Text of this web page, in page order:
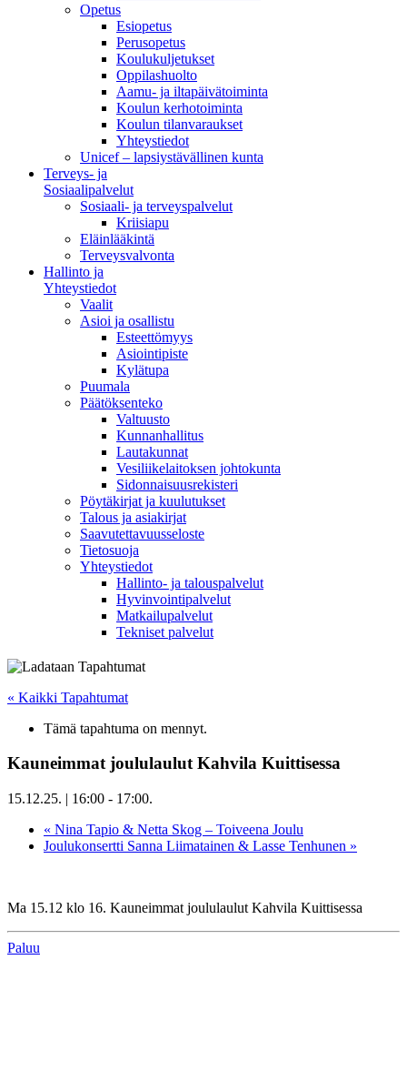
Opetus
Esiopetus
Perusopetus
Koulukuljetukset
Oppilashuolto
Aamu- ja iltapäivätoiminta
Koulun kerhotoiminta
Koulun tilanvaraukset
Yhteystiedot
Unicef – lapsiystävällinen kunta
Terveys- ja
Sosiaalipalvelut
Sosiaali- ja terveyspalvelut
Kriisiapu
Eläinlääkintä
Terveysvalvonta
Hallinto ja
Yhteystiedot
Vaalit
Asioi ja osallistu
Esteettömyys
Asiointipiste
Kylätupa
Puumala
Päätöksenteko
Valtuusto
Kunnanhallitus
Lautakunnat
Vesiliikelaitoksen johtokunta
Sidonnaisuusrekisteri
Pöytäkirjat ja kuulutukset
Talous ja asiakirjat
Saavutettavuusseloste
Tietosuoja
Yhteystiedot
Hallinto- ja talouspalvelut
Hyvinvointipalvelut
Matkailupalvelut
Tekniset palvelut
« Kaikki Tapahtumat
Tämä tapahtuma on mennyt.
Kauneimmat joululaulut Kahvila Kuittisessa
15.12.25. | 16:00 - 17:00.
« Nina Tapio & Netta Skog – Toiveena Joulu
Joulukonsertti Sanna Liimatainen & Lasse Tenhunen »
Ma 15.12 klo 16. Kauneimmat joululaulut Kahvila Kuittisessa
Paluu